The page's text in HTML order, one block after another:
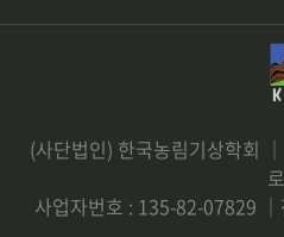
(사단법인) 한국농림기상학회
사업자번호 : 135-82-07829